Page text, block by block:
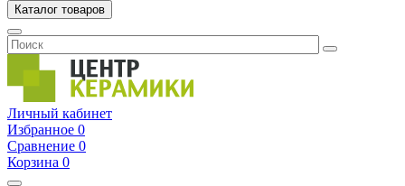
Каталог товаров
Личный кабинет
Избранное 0
Сравнение 0
Корзина 0